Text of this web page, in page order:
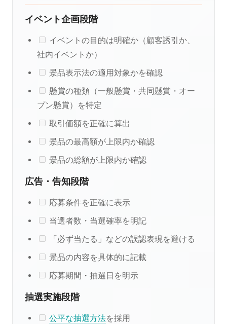
イベント企画段階
イベントの目的は明確か（顧客誘引か、
社内イベントか）
景品表示法の適用対象かを確認
懸賞の種類（一般懸賞・共同懸賞・オー
プン懸賞）を特定
取引価額を正確に算出
景品の最高額が上限内か確認
景品の総額が上限内か確認
広告・告知段階
応募条件を正確に表示
当選者数・当選確率を明記
「必ず当たる」などの誤認表現を避ける
景品の内容を具体的に記載
応募期間・抽選日を明示
抽選実施段階
公平な抽選方法を採用